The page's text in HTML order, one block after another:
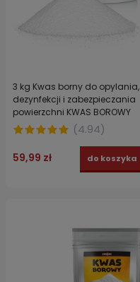
3 kg Kwas borny do opylania,
dezynfekcji i zabezpieczania
powierzchni KWAS BOROWY
STRONG
(4.94)
59,99 zł do koszyka